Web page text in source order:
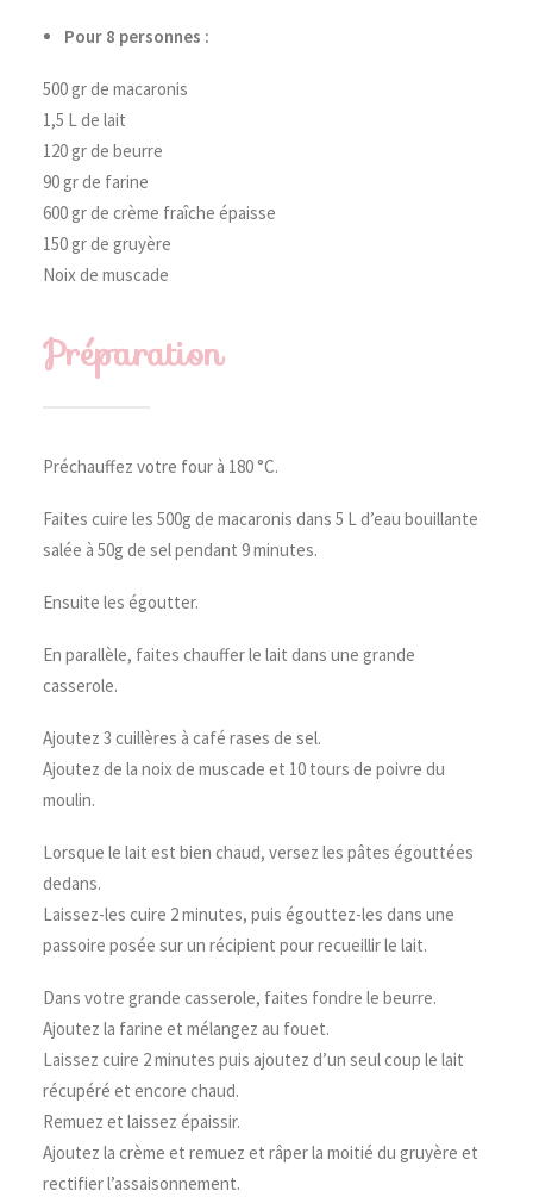
Pour 8 personnes :
500 gr de macaronis
1,5 L de lait
120 gr de beurre
90 gr de farine
600 gr de crème fraîche épaisse
150 gr de gruyère
Noix de muscade
Préparation
Préchauffez votre four à 180 °C.
Faites cuire les 500g de macaronis dans 5 L d’eau bouillante
salée à 50g de sel pendant 9 minutes.
Ensuite les égoutter.
En parallèle, faites chauffer le lait dans une grande
casserole.
Ajoutez 3 cuillères à café rases de sel.
Ajoutez de la noix de muscade et 10 tours de poivre du
moulin.
Lorsque le lait est bien chaud, versez les pâtes égouttées
dedans.
Laissez-les cuire 2 minutes, puis égouttez-les dans une
passoire posée sur un récipient pour recueillir le lait.
Dans votre grande casserole, faites fondre le beurre.
Ajoutez la farine et mélangez au fouet.
Laissez cuire 2 minutes puis ajoutez d’un seul coup le lait
récupéré et encore chaud.
Remuez et laissez épaissir.
Ajoutez la crème et remuez et râper la moitié du gruyère et
rectifier l’assaisonnement.